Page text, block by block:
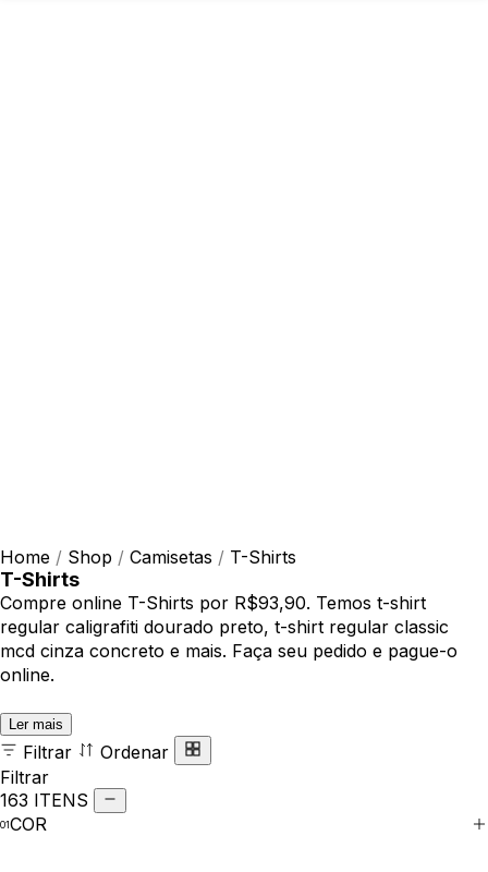
Home / Shop / Camisetas / T-Shirts
T-Shirts
Compre online T-Shirts por R$93,90. Temos t-shirt
regular caligrafiti dourado preto, t-shirt regular classic
mcd cinza concreto e mais. Faça seu pedido e pague-o
online.
Ler mais
Filtrar
Ordenar
Filtrar
163 ITENS
COR